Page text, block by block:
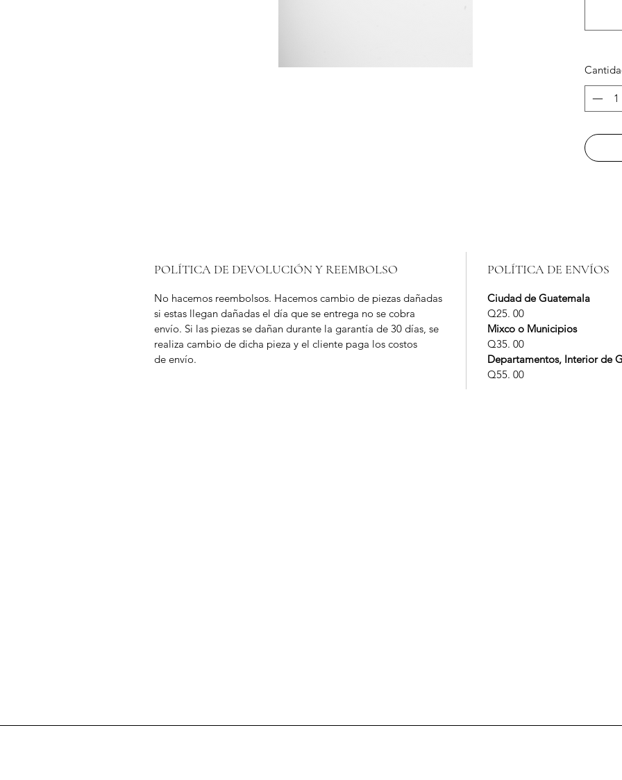
POLÍTICA DE DEVOLUCIÓN Y REEMBOLSO
No hacemos reembolsos. Hacemos cambio de piezas dañadas
si estas llegan dañadas el día que se entrega no se cobra
envío. Si las piezas se dañan durante la garantía de 30 días, se
realiza cambio de dicha pieza y el cliente paga los costos
de envío.
POLÍTICA DE ENVÍOS
Ciudad de Guatemala
Q25. 00
Mixco o Municipios
Q35. 00
Departamentos, Interior de
Q55. 00